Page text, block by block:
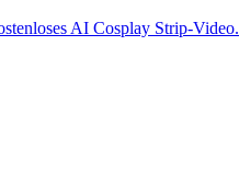
AI Cosplay Strip-Video.